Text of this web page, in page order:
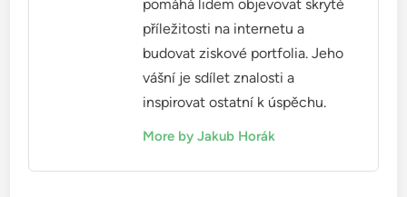
pomáhá lidem objevovat skryté
příležitosti na internetu a
budovat ziskové portfolia. Jeho
vášní je sdílet znalosti a
inspirovat ostatní k úspěchu.
More by Jakub Horák